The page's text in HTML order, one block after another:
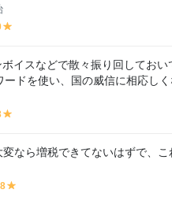
loイスなどで散々振り回してお
ドを使い、国の威信に相応し
lo
変なら増税できてないはずで、